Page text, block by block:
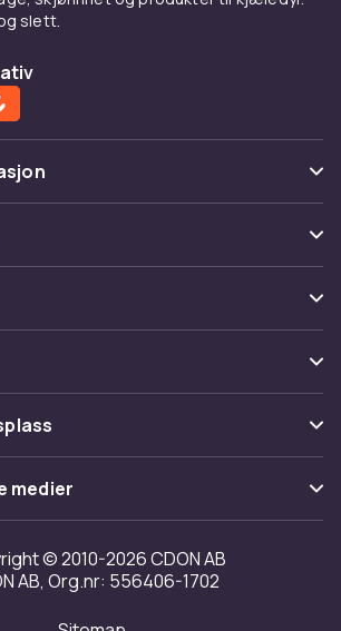
slett.
her
medier
© 2010-2026 CDON AB
AB, Org.nr: 556406-1702